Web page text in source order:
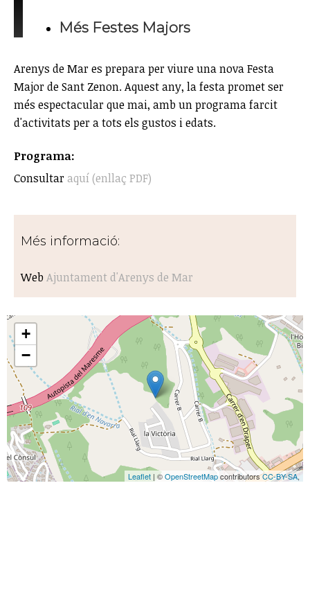
Més Festes Majors
Arenys de Mar es prepara per viure una nova Festa
Major de Sant Zenon. Aquest any, la festa promet ser
més espectacular que mai, amb un programa farcit
d'activitats per a tots els gustos i edats.
Programa:
Consultar aquí (enllaç PDF)
Més informació:
Web Ajuntament d'Arenys de Mar
+
−
Leaflet | ©OpenStreetMapcontributorsCC-BY-SA,